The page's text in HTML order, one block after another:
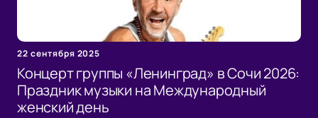
22 сентября 2025
Концерт группы «Ленинград» в Сочи 2026:
Праздник музыки на Международный
женский день